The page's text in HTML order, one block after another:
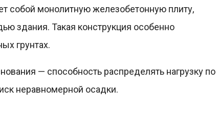
собой монолитную железобетонную плиту,
здания. Такая конструкция особенно
грунтах.
— способность распределять нагрузку по
неравномерной осадки.